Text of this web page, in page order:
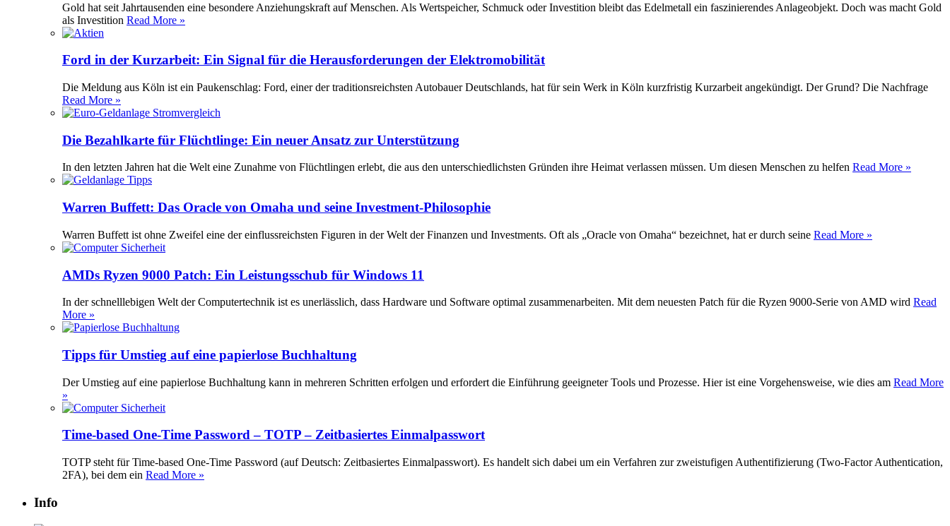
Gold hat seit Jahrtausenden eine besondere Anziehungskraft auf Menschen. Als Wertspeicher, Schmuck oder Investition bleibt das Edelmetall ein faszinierendes Anlageobjekt. Doch was macht Gold
als Investition Read More »
Ford in der Kurzarbeit: Ein Signal für die Herausforderungen der Elektromobilität
Die Meldung aus Köln ist ein Paukenschlag: Ford, einer der traditionsreichsten Autobauer Deutschlands, hat für sein Werk in Köln kurzfristig Kurzarbeit angekündigt. Der Grund? Die Nachfrage
Read More »
Die Bezahlkarte für Flüchtlinge: Ein neuer Ansatz zur Unterstützung
In den letzten Jahren hat die Welt eine Zunahme von Flüchtlingen erlebt, die aus den unterschiedlichsten Gründen ihre Heimat verlassen müssen. Um diesen Menschen zu helfen Read More »
Warren Buffett: Das Oracle von Omaha und seine Investment-Philosophie
Warren Buffett ist ohne Zweifel eine der einflussreichsten Figuren in der Welt der Finanzen und Investments. Oft als „Oracle von Omaha“ bezeichnet, hat er durch seine Read More »
AMDs Ryzen 9000 Patch: Ein Leistungsschub für Windows 11
In der schnelllebigen Welt der Computertechnik ist es unerlässlich, dass Hardware und Software optimal zusammenarbeiten. Mit dem neuesten Patch für die Ryzen 9000-Serie von AMD wird Read
More »
Tipps für Umstieg auf eine papierlose Buchhaltung
Der Umstieg auf eine papierlose Buchhaltung kann in mehreren Schritten erfolgen und erfordert die Einführung geeigneter Tools und Prozesse. Hier ist eine Vorgehensweise, wie dies am Read More
»
Time-based One-Time Password – TOTP – Zeitbasiertes Einmalpasswort
TOTP steht für Time-based One-Time Password (auf Deutsch: Zeitbasiertes Einmalpasswort). Es handelt sich dabei um ein Verfahren zur zweistufigen Authentifizierung (Two-Factor Authentication,
2FA), bei dem ein Read More »
Info